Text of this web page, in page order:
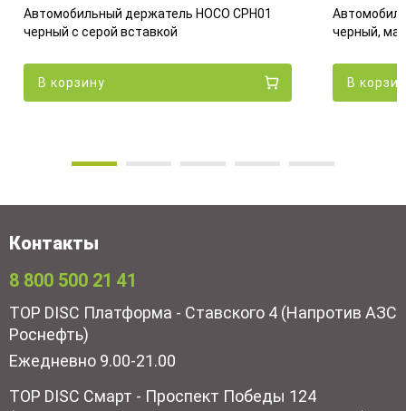
Автомобильный держатель HOCO CPH01
черный с серой вставкой
В корзину
черный,
В
Контакты
8 800 500 21 41
TOP DISC Платформа - Ставского 4 (Напротив АЗС
Роснефть)
Ежедневно 9.00-21.00
TOP DISC Смарт - Проспект Победы 124